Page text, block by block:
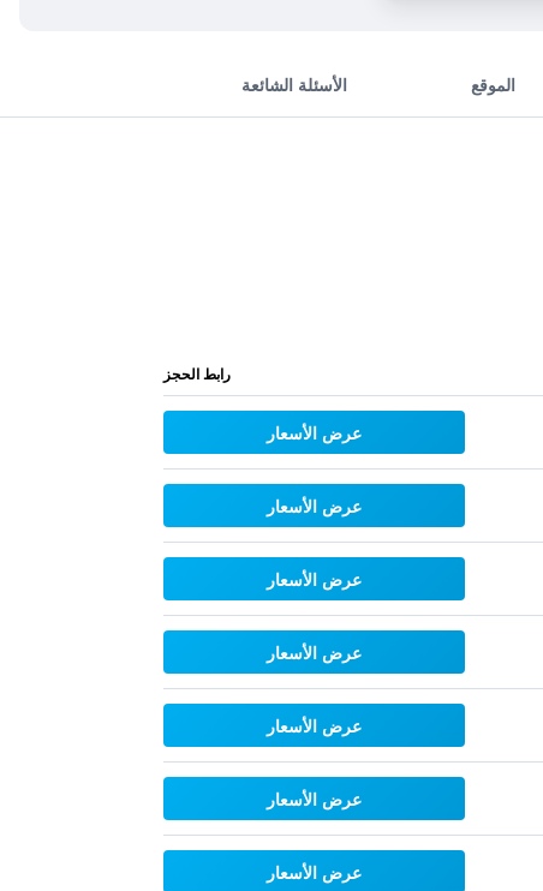
الموقع الأسئلة الشائعة
رابط الحجز
عرض الأسعار
عرض الأسعار
عرض الأسعار
عرض الأسعار
عرض الأسعار
عرض الأسعار
عرض الأسعار